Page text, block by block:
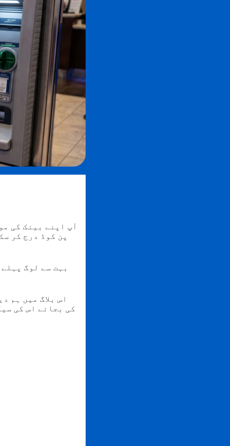
آپ اپنے بینک کی
پن کوڈ درج کر
بہت سے لوگ
اس بلاگ میں ہم
کی بجائے اس کی